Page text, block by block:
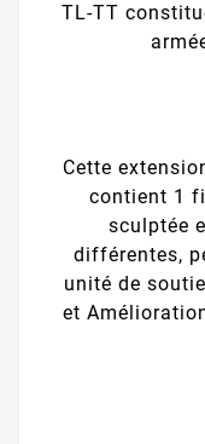
TL-TT
Cette
contient 1
sculptée
différentes,
unité de
et